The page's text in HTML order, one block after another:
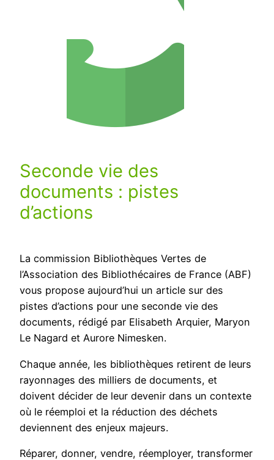
Seconde vie des
documents : pistes
d’actions
La commission Bibliothèques Vertes de
l’Association des Bibliothécaires de France (ABF)
vous propose aujourd’hui un article sur des
pistes d’actions pour une seconde vie des
documents, rédigé par Elisabeth Arquier, Maryon
Le Nagard et Aurore Nimesken.
Chaque année, les bibliothèques retirent de leurs
rayonnages des milliers de documents, et
doivent décider de leur devenir dans un contexte
où le réemploi et la réduction des déchets
deviennent des enjeux majeurs.
Réparer, donner, vendre, réemployer, transformer